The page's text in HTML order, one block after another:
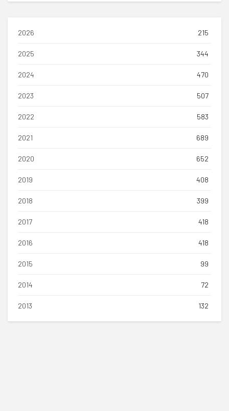
2026 215
2025 344
2024 470
2023 507
2022 583
2021 689
2020 652
2019 408
2018 399
2017 418
2016 418
2015 99
2014 72
2013 132